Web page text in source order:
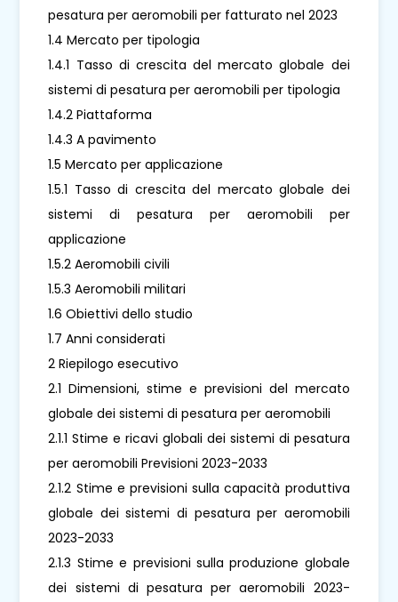
pesatura per aeromobili per fatturato nel 2023
1.4 Mercato per tipologia
1.4.1 Tasso di crescita del mercato globale dei
sistemi di pesatura per aeromobili per tipologia
1.4.2 Piattaforma
1.4.3 A pavimento
1.5 Mercato per applicazione
1.5.1 Tasso di crescita del mercato globale dei
sistemi di pesatura per aeromobili per
applicazione
1.5.2 Aeromobili civili
1.5.3 Aeromobili militari
1.6 Obiettivi dello studio
1.7 Anni considerati
2 Riepilogo esecutivo
2.1 Dimensioni, stime e previsioni del mercato
globale dei sistemi di pesatura per aeromobili
2.1.1 Stime e ricavi globali dei sistemi di pesatura
per aeromobili Previsioni 2023-2033
2.1.2 Stime e previsioni sulla capacità produttiva
globale dei sistemi di pesatura per aeromobili
2023-2033
2.1.3 Stime e previsioni sulla produzione globale
dei sistemi di pesatura per aeromobili 2023-